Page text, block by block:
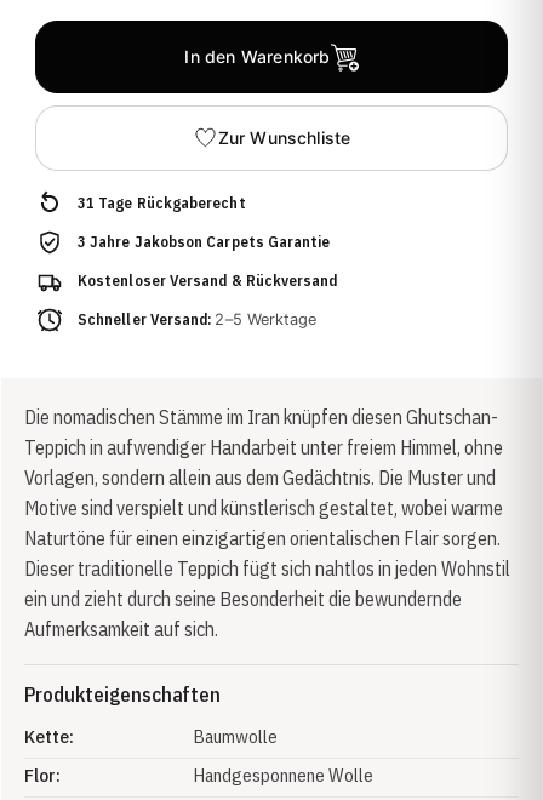
In den Warenkorb
Zur Wunschliste
31 Tage Rückgaberecht
3 Jahre Jakobson Carpets Garantie
Kostenloser Versand & Rückversand
Schneller Versand: 2–5 Werktage
Die nomadischen Stämme im Iran knüpfen diesen Ghutschan-
Teppich in aufwendiger Handarbeit unter freiem Himmel, ohne
Vorlagen, sondern allein aus dem Gedächtnis. Die Muster und
Motive sind verspielt und künstlerisch gestaltet, wobei warme
Naturtöne für einen einzigartigen orientalischen Flair sorgen.
Dieser traditionelle Teppich fügt sich nahtlos in jeden Wohnstil
ein und zieht durch seine Besonderheit die bewundernde
Aufmerksamkeit auf sich.
Produkteigenschaften
Kette:
Baumwolle
Flor:
Handgesponnene Wolle